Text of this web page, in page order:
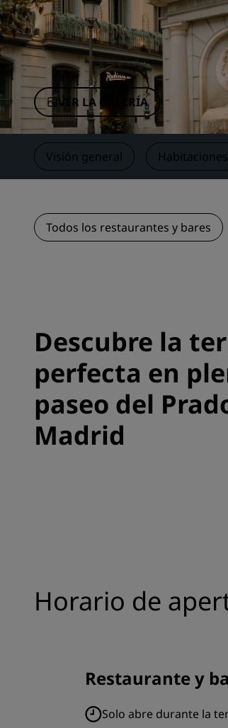
Marcas afiliadas en China
VER LA GALERÍA
Visión general Habitaciones
Todos los restaurantes y bares
Descubre la
perfecta en
paseo del
Madrid
Horario de
Restaurante y
Solo abre durante la